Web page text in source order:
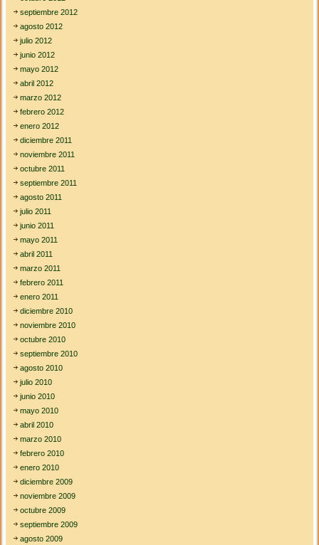
septiembre 2012
agosto 2012
julio 2012
junio 2012
mayo 2012
abril 2012
marzo 2012
febrero 2012
enero 2012
diciembre 2011
noviembre 2011
octubre 2011
septiembre 2011
agosto 2011
julio 2011
junio 2011
mayo 2011
abril 2011
marzo 2011
febrero 2011
enero 2011
diciembre 2010
noviembre 2010
octubre 2010
septiembre 2010
agosto 2010
julio 2010
junio 2010
mayo 2010
abril 2010
marzo 2010
febrero 2010
enero 2010
diciembre 2009
noviembre 2009
octubre 2009
septiembre 2009
agosto 2009